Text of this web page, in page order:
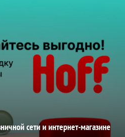
сети и интернет-магазине